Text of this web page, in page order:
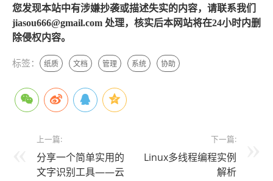
您发现本站中有涉嫌抄袭或描述失实的内容，请联系我们
jiasou666@gmail.com 处理，核实后本网站将在24小时内删
除侵权内容。
标签： 纸质 文档 管理 系统 协助
上一篇:
分享一个简单实用的
文字识别工具——云
下一篇:
Linux多线程编程实例
解析